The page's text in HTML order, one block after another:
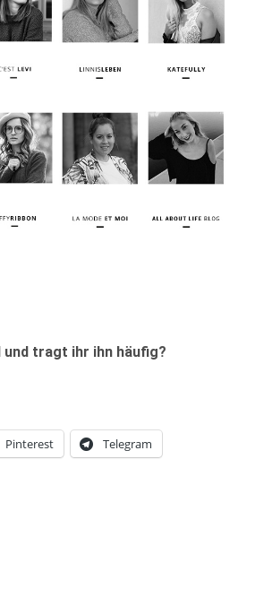
tragt ihr ihn häufig?
Pinterest Telegram